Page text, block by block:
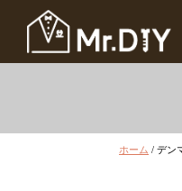
ホーム / デン